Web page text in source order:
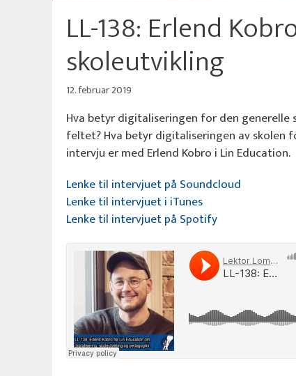
LL-138: Erlend
skoleutvikling
12. februar 2019
Hva betyr digitaliseringen for den
feltet? Hva betyr digitaliseringen av skolen
intervju er med Erlend Kobro i Lin Education.
Lenke til intervjuet på Soundcloud
Lenke til intervjuet i iTunes
Lenke til intervjuet på Spotify